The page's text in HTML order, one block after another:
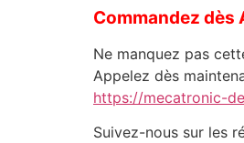
Commandez dès
Ne manquez pas
Appelez dès
https://mecatronic-
Suivez-nous sur les